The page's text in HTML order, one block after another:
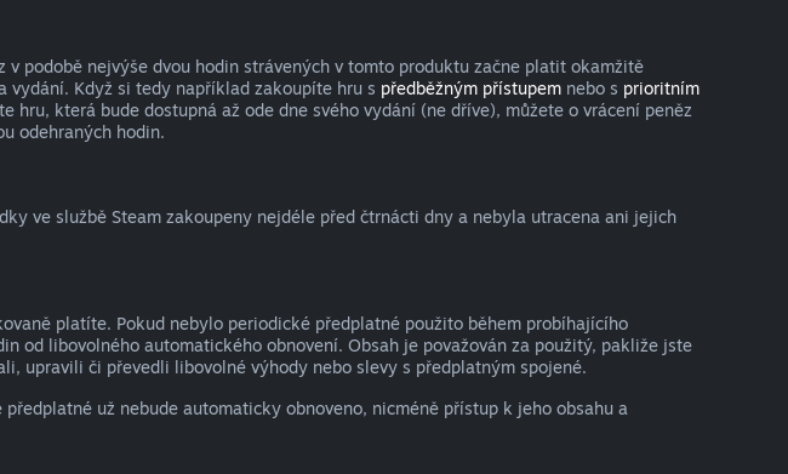
podobě nejvýše dvou hodin strávených v tomto produktu začne platit okamžitě
vydání. Když si tedy například zakoupíte hru s předběžným přístupem nebo s prioritním
která bude dostupná až ode dne svého vydání (ne dříve), můžete o vrácení peněz
odehraných hodin.
ve službě Steam zakoupeny nejdéle před čtrnácti dny a nebyla utracena ani jejich
platíte. Pokud nebylo periodické předplatné použito během probíhajícího
od libovolného automatického obnovení. Obsah je považován za použitý, pakliže jste
upravili či převedli libovolné výhody nebo slevy s předplatným spojené.
předplatné už nebude automaticky obnoveno, nicméně přístup k jeho obsahu a